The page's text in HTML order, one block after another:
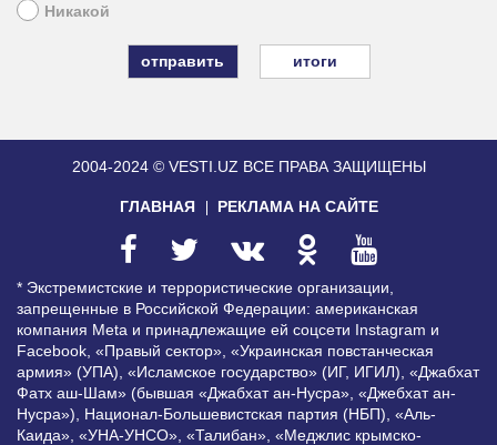
Никакой
итоги
2004-2024 © VESTI.UZ ВСЕ ПРАВА ЗАЩИЩЕНЫ
ГЛАВНАЯ РЕКЛАМА НА САЙТЕ
* Экстремистские и террористические организации,
запрещенные в Российской Федерации: американская
компания Meta и принадлежащие ей соцсети Instagram и
Facebook, «Правый сектор», «Украинская повстанческая
армия» (УПА), «Исламское государство» (ИГ, ИГИЛ), «Джабхат
Фатх аш-Шам» (бывшая «Джабхат ан-Нусра», «Джебхат ан-
Нусра»), Национал-Большевистская партия (НБП), «Аль-
Каида», «УНА-УНСО», «Талибан», «Меджлис крымско-